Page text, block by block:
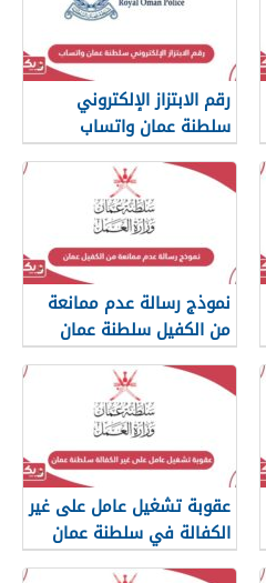
رقم الابتزاز الإلكتروني
سلطنة عمان واتساب
نموذج رسالة عدم ممانعة
من الكفيل سلطنة عمان
عقوبة تشغيل عامل على غير
الكفالة في سلطنة عمان